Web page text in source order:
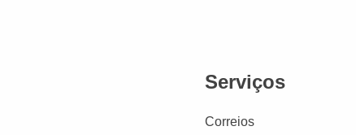
Serviços
Correios